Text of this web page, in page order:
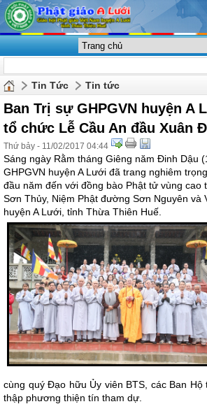
Tin Tức Tin tức
Ban Trị sự GHPGVN huyện A
tổ chức Lễ Cầu An đầu Xuân
Thứ bảy - 11/02/2017 04:44
Sáng ngày Rằm tháng Giêng năm Đinh Dậu
GHPGVN huyện A Lưới đã trang nghiêm
đầu năm đến với đồng bào Phật tử vùng cao
Sơn Thủy, Niệm Phật đường Sơn Nguyên và
huyện A Lưới, tỉnh Thừa Thiên Huế.
cùng quý Đạo hữu Ủy viên BTS, các Ban
thập phương thiện tín tham dự.